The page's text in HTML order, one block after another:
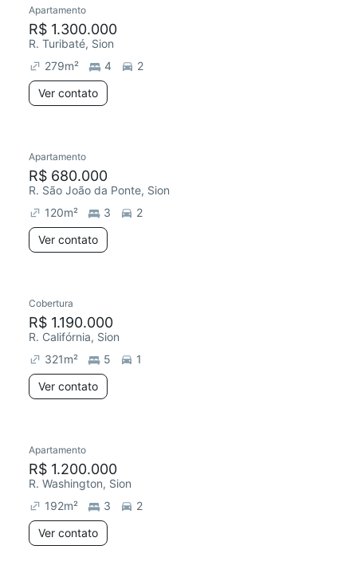
Apartamento
R$ 1.300.000
R. Turibaté, Sion
279m² 4
2
Ver contato
Apartamento
R$ 680.000
R. São João da Ponte, Sion
120m² 3
2
Ver contato
Cobertura
R$ 1.190.000
R. Califórnia, Sion
321m² 5
1
Ver contato
Apartamento
R$ 1.200.000
R. Washington, Sion
192m² 3
2
Ver contato